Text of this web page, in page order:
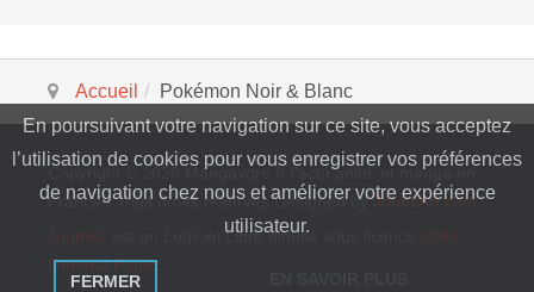
Accueil Pokémon Noir & Blanc
Copyright © 2026 Mangavore.fr l'actu anim' et manga en
France - Tous droits réservés Designed byJoomlArt.com.
Joomla!
est un Logiciel Libre diffusé sous licence GNU
General Public
En poursuivant votre navigation sur ce site, vous acceptez
l’utilisation de cookies pour vous enregistrer vos préférences
de navigation chez nous et améliorer votre expérience
utilisateur.
FERMER